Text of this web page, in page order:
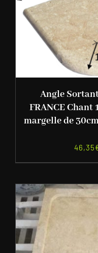
Angle
FRANCE Chant
margelle de
46,35